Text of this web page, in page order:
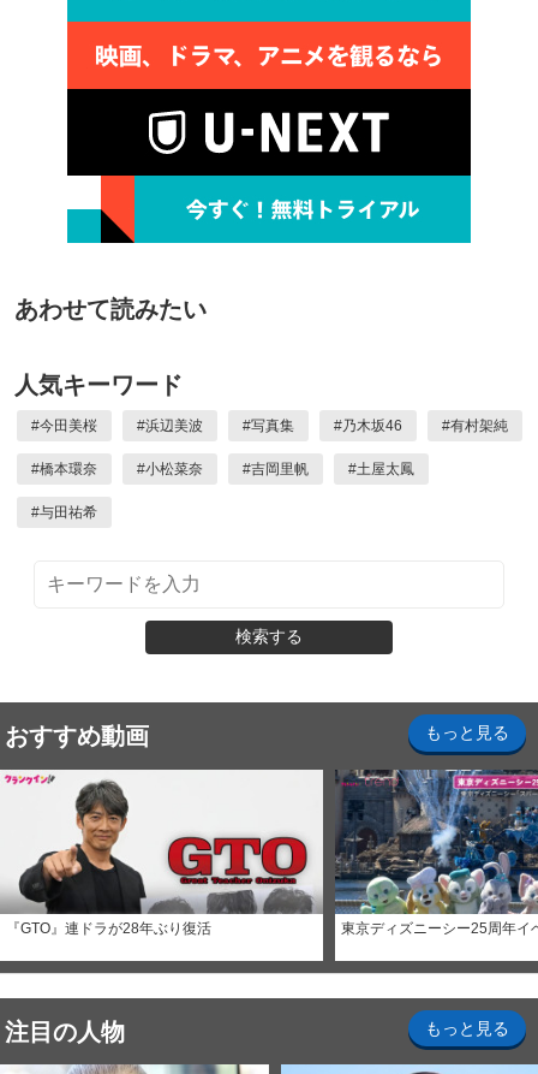
あわせて読みたい
人気キーワード
#今田美桜 #浜辺美波 #写真集 #乃木坂46 #有村架純
#橋本環奈 #小松菜奈 #吉岡里帆 #土屋太鳳
#与田祐希
検索する
おすすめ動画 もっと見る
『GTO』連ドラが28年ぶり復活 東京ディズニーシー25周年イ
注目の人物 もっと見る